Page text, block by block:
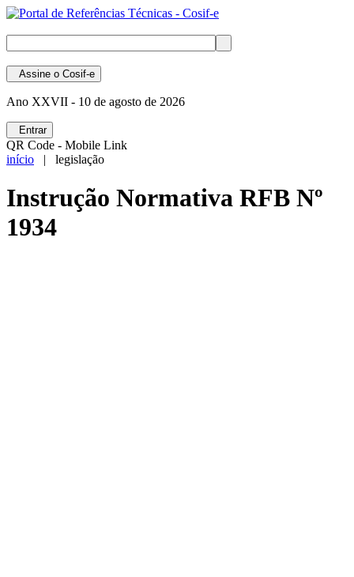
Assine o Cosif-e
Ano XXVII - 10 de agosto de 2026
Entrar
QR Code - Mobile Link
início | legislação
Instrução Normativa RFB Nº
1934